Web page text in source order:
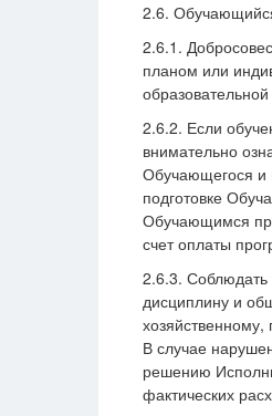
2.6.
2.6.1.
планом или
2.6.2. Если
внимательно
Обучающегося и
подготовке
Обучающимся
счет оплаты
2.6.3. Соблюдать
дисциплину и
В случае
решению
фактических